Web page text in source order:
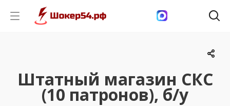
Штатный магазин СКС
(10 патронов), б/у